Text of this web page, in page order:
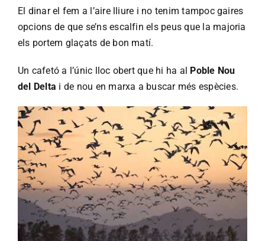
El dinar el fem a l’aire lliure i no tenim tampoc gaires
opcions de que se’ns escalfin els peus que la majoria
els portem glaçats de bon matí.
Un cafetó a l’únic lloc obert que hi ha al Poble Nou
del Delta i de nou en marxa a buscar més espècies.